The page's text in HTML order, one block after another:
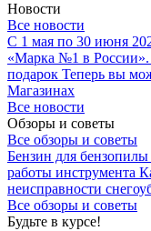
Новости
Все новости
С 1 мая по 30 июня
«Марка №1 в России».
подарок Теперь вы
Магазинах
Все новости
Обзоры и советы
Все обзоры и советы
Бензин для
работы инструмента
неисправности
Все обзоры и советы
Будьте в курсе!